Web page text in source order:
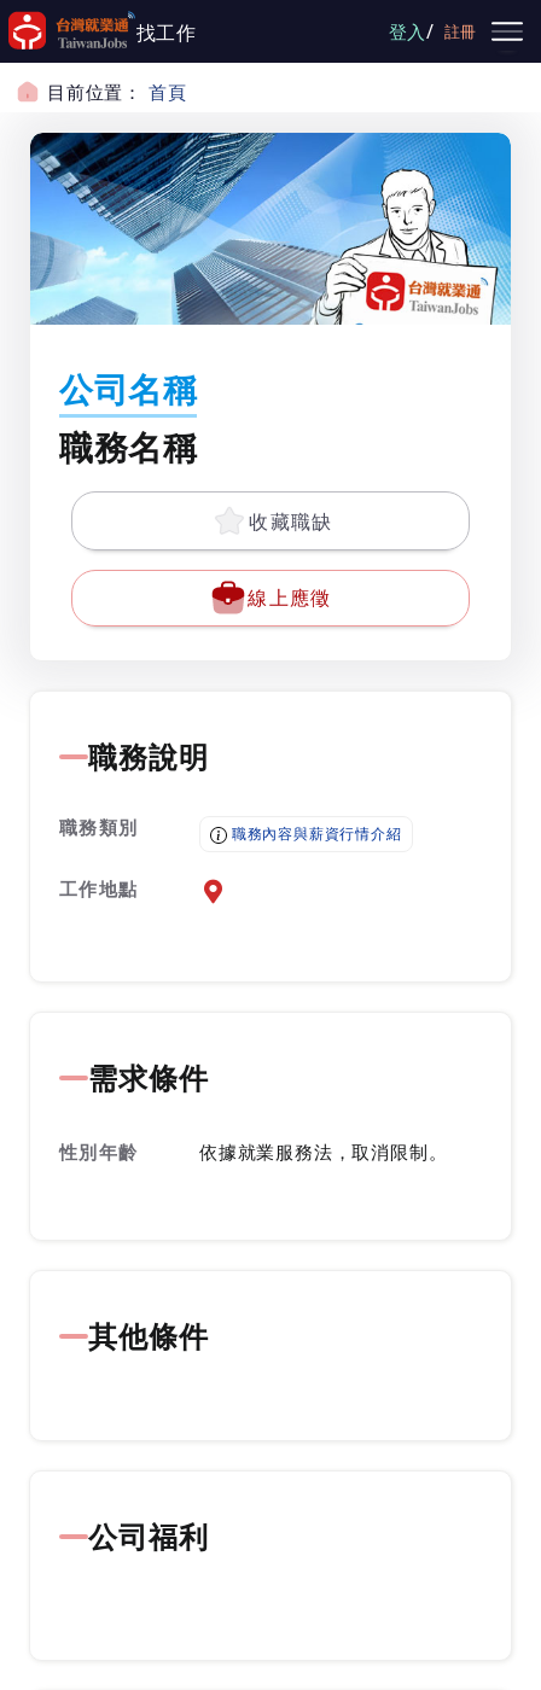
跳到主要內容
找工作 登入/ 註冊
目前位置： 首頁
公司名稱
職務名稱
收藏職缺
線上應徵
職務說明
職務類別 職務內容與薪資行情介紹
工作地點 前往查看地圖
需求條件
性別年齡 依據就業服務法，取消限制。
其他條件
公司福利